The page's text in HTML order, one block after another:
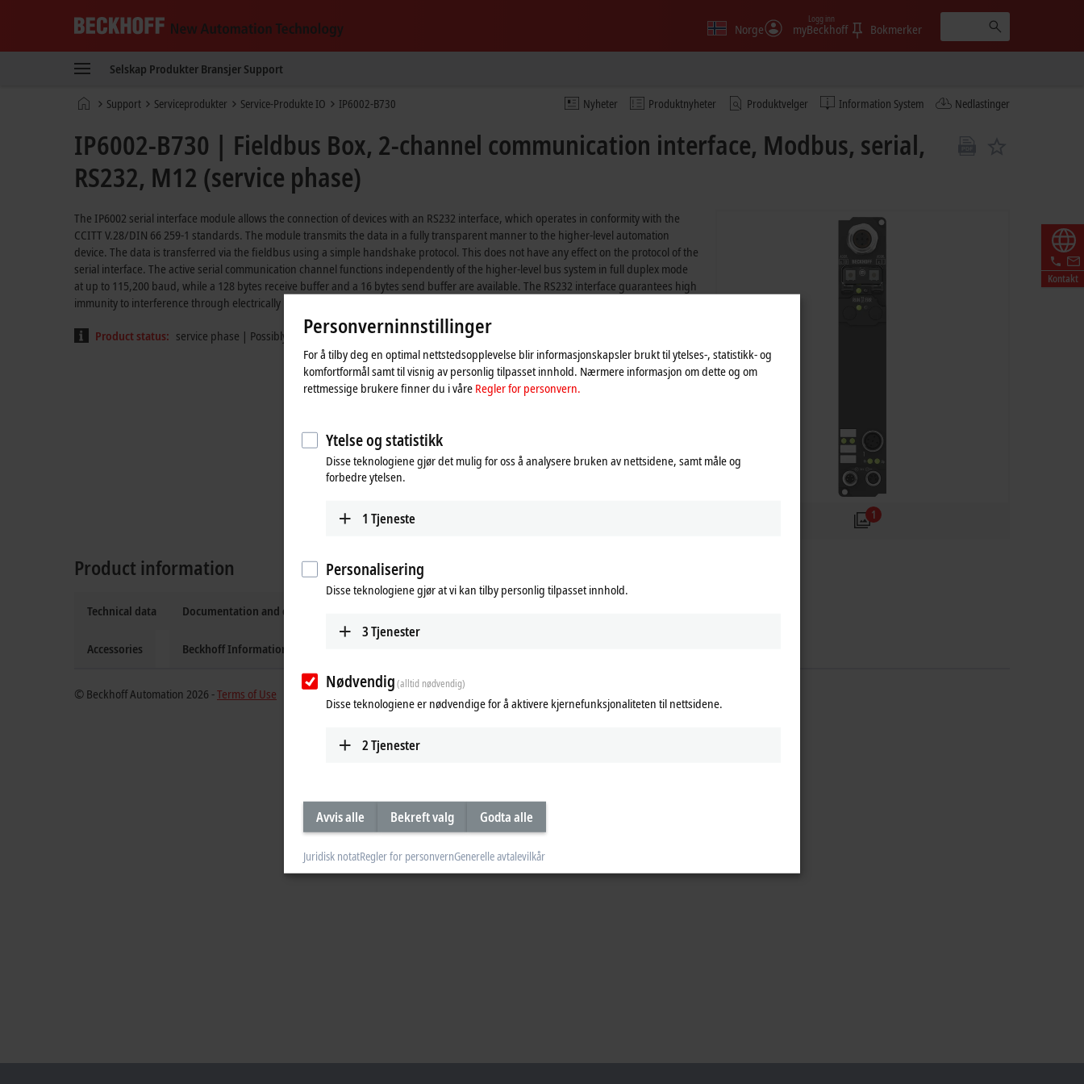
New
Technology
Norge myBeckhoff
Logg inn
Bokmerker
Selskap Produkter Bransjer Support
Nyheter Produktnyheter Produktvelger Information System Nedlastinger
Hjemmeside
Support Serviceprodukter Service-Produkte IO IP6002-B730
Kontakt
IP6002-B730 | Fieldbus Box, 2-channel communication interface, Modbus, serial,
RS232, M12 (service phase)
1
The IP6002 serial interface module allows the connection of devices with an RS232 interface, which operates in conformity with the
CCITT V.28/DIN 66 259-1 standards. The module transmits the data in a fully transparent manner to the higher-level automation
device. The data is transferred via the fieldbus using a simple handshake protocol. This does not have any effect on the protocol of the
serial interface. The active serial communication channel functions independently of the higher-level bus system in full duplex mode
at up to 115,200 baud, while a 128 bytes receive buffer and a 16 bytes send buffer are available. The RS232 interface guarantees high
immunity to interference through electrically isolated signals.
Product status: service phase | Possibly with other technical features or equipment in case of a service order or repair
Product information
Technical data
Accessories
Documentation and downloads
Beckhoff Information System
© Beckhoff Automation 2026 -Terms of Use
Personverninnstillinger
For å tilby deg en optimal nettstedsopplevelse blir informasjonskapsler brukt til ytelses-, statistikk- og
komfortformål samt til visnig av personlig tilpasset innhold. Nærmere informasjon om dette og om
rettmessige brukere finner du i våre Regler for personvern.
Ytelse og statistikk
Disse teknologiene gjør det mulig for oss å analysere bruken av nettsidene, samt måle og
forbedre ytelsen.
1 Tjeneste
Personalisering
Disse teknologiene gjør at vi kan tilby personlig tilpasset innhold.
3Tjenester
Nødvendig(alltid nødvendig)
Disse teknologiene er nødvendige for å aktivere kjernefunksjonaliteten til nettsidene.
2Tjenester
Avvis alle Bekreft valg Godta alle
Juridisk notatRegler for personvernGenerelle avtalevilkår